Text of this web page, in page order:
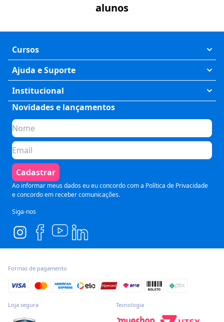
alunos
Cursos
Exatas
Humanas
Saúde
Tecnologia
Preparatórios
Comunicação
Pós Graduação
Ajuda e Suporte
Meus Cursos
Fale Conosco
Perguntas Frequentes
Formas de Pagamento
Política de Cancelamento
Termos de Uso
Segurança e Privacidade
Institucional
Quem somos
Planos de assinatura
Para Empresas
Seja um parceiro
Blog
Novidades e lançamentos
Cadastrar
Ao informar meus dados eu eu concordo com a Política de Privacidade
e concordo em receber comunicações.
Siga-nos
Formas de pagamento
Loja segura Tecnologia